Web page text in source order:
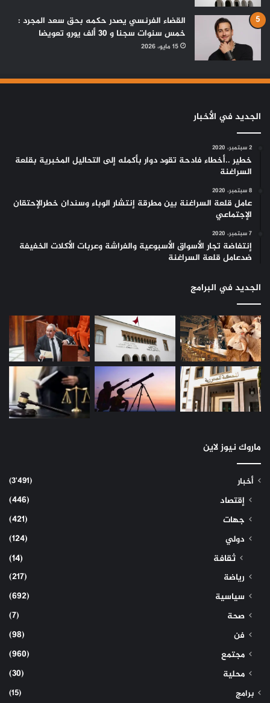
القضاء الفرنسي يصدر حكمه بحق سعد المجرد :
خمس سنوات سجنا و 30 ألف يورو تعويضا
15 مايو، 2026
الجديد في الأخبار
2 سبتمبر، 2020
خطير ..أخطاء فادحة تقود دوار بأكمله إلى التحاليل المخبرية بقلعة
السراغنة
8 سبتمبر، 2020
عامل قلعة السراغنة بين مطرقة إنتشار الوباء وسندان خطرالإحتقان
الإجتماعي
7 سبتمبر، 2020
إنتفاضة تجار الأسواق الأسبوعية والفراشة وعربات الأكلات الخفيفة
ضدعامل قلعة السراغنة
الجديد في البرامج
ماروك نيوز لاين
أخبار (3٬491)
إقتصاد
(446)
جهات
(421)
دولي
(124)
ثقافة (14)
رياضة
(217)
سياسية
(692)
صحة
(7)
فن
(98)
مجتمع
(960)
محلية
(30)
برامج (15)